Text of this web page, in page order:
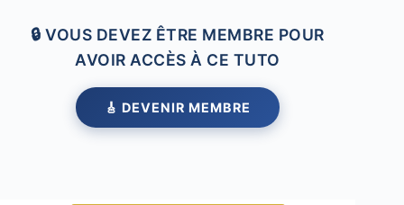
🔒 VOUS DEVEZ ÊTRE MEMBRE POUR
AVOIR ACCÈS À CE TUTO
🎸 DEVENIR MEMBRE